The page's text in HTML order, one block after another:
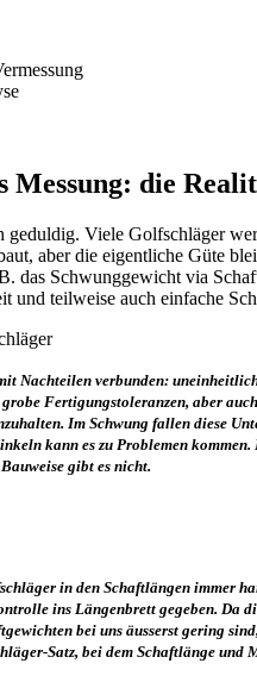
Messung: die
geduldig. Viele Golfschläger
aber die eigentliche Güte
das Schwunggewicht via
und teilweise auch einfache
Nachteilen verbunden:
Fertigungstoleranzen, aber
Im Schwung fallen diese
kann es zu Problemen kommen.
gibt es nicht.
in den Schaftlängen immer
ins Längenbrett gegeben. Da
bei uns äusserst gering
Satz, bei dem Schaftlänge und